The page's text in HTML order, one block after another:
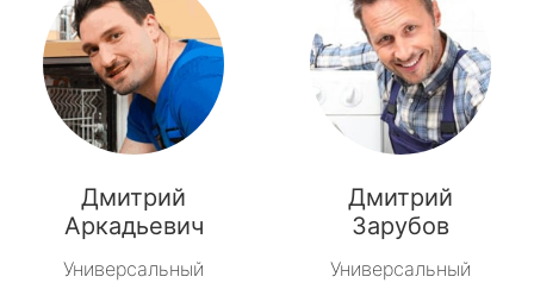
Дмитрий
Аркадьевич
Универсальный
Дмитрий
Зарубов
Универсальный